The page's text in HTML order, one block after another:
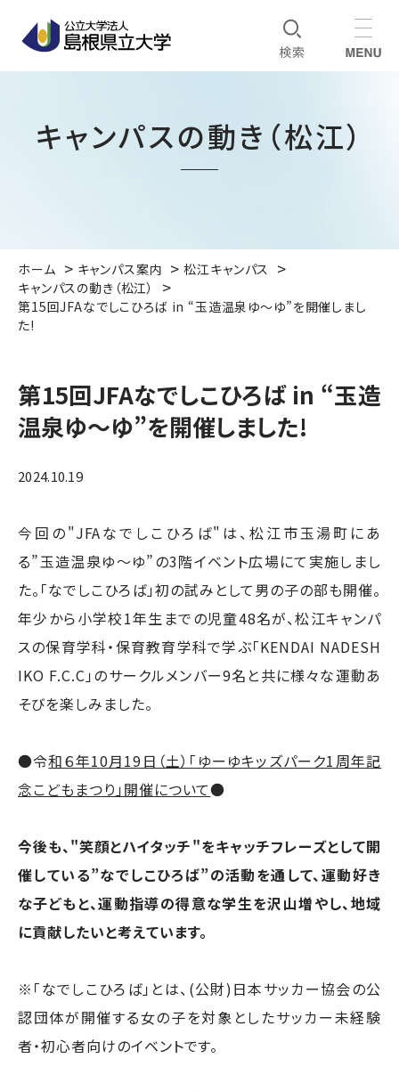
キャンパスの動き（松江）
ホーム キャンパス案内
松江キャンパス
キャンパスの動き（松江）
第15回JFAなでしこひろば in “玉造温泉ゆ～ゆ”を開催しまし
た!
第15回JFAなでしこひろば in “玉造
温泉ゆ～ゆ”を開催しました!
2024.10.19
今回の"JFAなでしこひろば"は、松江市玉湯町にあ
る”玉造温泉ゆ～ゆ”の3階イベント広場にて実施しまし
た。「なでしこひろば」初の試みとして男の子の部も開催。
年少から小学校1年生までの児童48名が、松江キャンパ
スの保育学科・保育教育学科で学ぶ「KENDAI NADESH
IKO F.C.C」のサークルメンバー9名と共に様々な運動あ
そびを楽しみました。
●令和６年10月19日（土）「ゆーゆキッズパーク1周年記
念こどもまつり」開催について●
今後も、"笑顔とハイタッチ"をキャッチフレーズとして開
催している”なでしこひろば”の活動を通して、運動好き
な子どもと、運動指導の得意な学生を沢山増やし、地域
に貢献したいと考えています。
※「なでしこひろば」とは、(公財)日本サッカー協会の公
認団体が開催する女の子を対象としたサッカー未経験
者・初心者向けのイベントです。